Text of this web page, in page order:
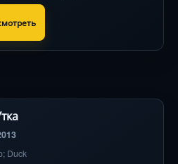
Duck